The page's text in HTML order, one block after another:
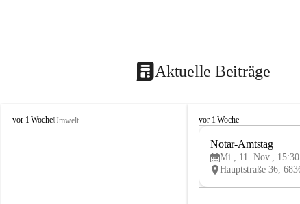
Aktuelle Beiträge
V
vor 1 WocheUmwelt
V
vor 1 Woche
Notar-Amtstag
Mi., 11. Nov., 15:30